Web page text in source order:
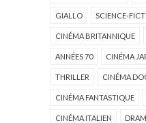
GIALLO SCIENCE-
CINÉMA BRITANNIQUE
ANNÉES 70 CINÉMA
THRILLER CINÉMA
CINÉMA FANTASTIQUE
CINÉMA ITALIEN